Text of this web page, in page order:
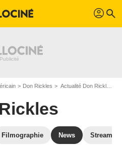
profil search
Don Rickles Actualité Don Rickles
Filmographie News Streaming